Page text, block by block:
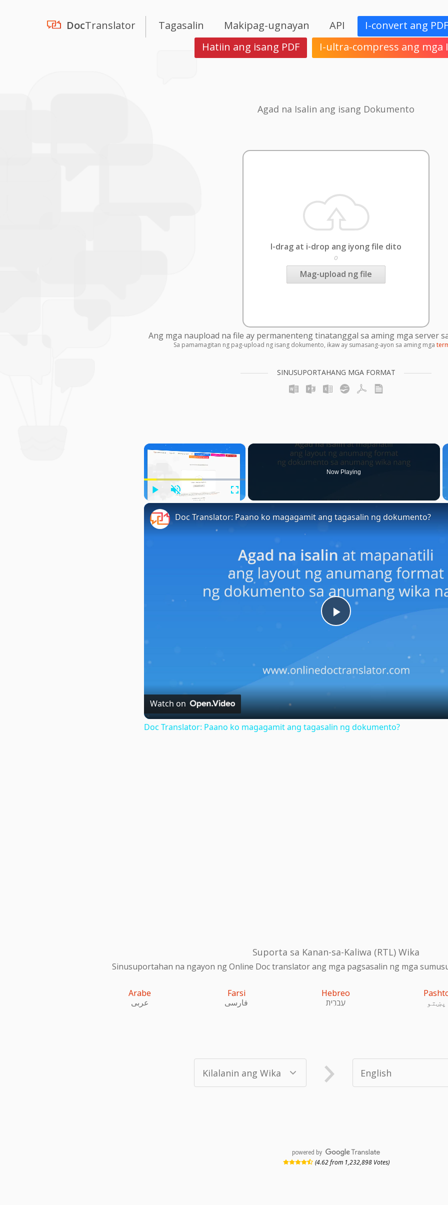
DocTranslator Tagasalin Makipag-ugnayan API
I-convert ang
Hatiin ang isang PDF
I-ultra-compress ang mga
Agad na Isalin ang isang Dokumento
I-drag at i-drop ang iyong file dito
o
Mag-upload ng file
Ang mga naupload na file ay permanenteng tinatanggal sa aming mga server
Sa pamamagitan ng pag-upload ng isang dokumento, ikaw ay sumasang-ayon sa aming mga
SINUSUPORTAHANG MGA FORMAT
×
Play Unmute Fullscreen
Now Playing
Play
Doc Translator: Paano ko magagamit ang tagasalin ng dokumento?
Watch on
Doc Translator: Paano ko magagamit ang tagasalin ng dokumento?
Suporta sa Kanan-sa-Kaliwa (RTL) Wika
Sinusuportahan na ngayon ng Online Doc translator ang mga pagsasalin ng mga
Arabe
عربى
Farsi
فارسی
Hebreo
עִברִית
پښتو
powered by
(4.62 from 1,232,898 Votes)